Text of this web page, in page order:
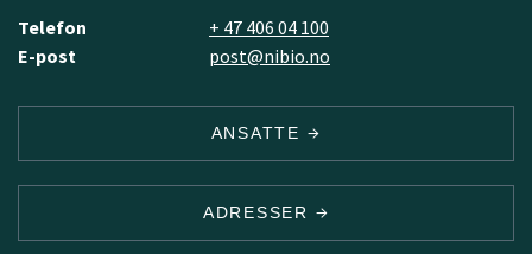
Telefon
+ 47 406 04 100
E-post
post@nibio.no
ANSATTE
ADRESSER